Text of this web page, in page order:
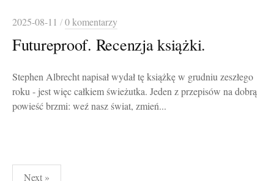
2025-08-11 /0 komentarzy
Futureproof. Recenzja książki.
Stephen Albrecht napisał wydał tę książkę w grudniu zeszłego
roku - jest więc całkiem świeżutka. Jeden z przepisów na dobrą
powieść brzmi: weź nasz świat, zmień...
Stronicowanie
Next »